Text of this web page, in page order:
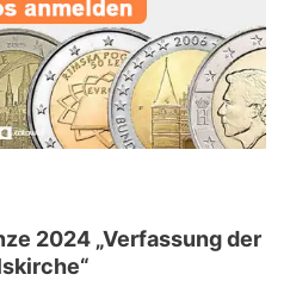
2024 „Verfassung der